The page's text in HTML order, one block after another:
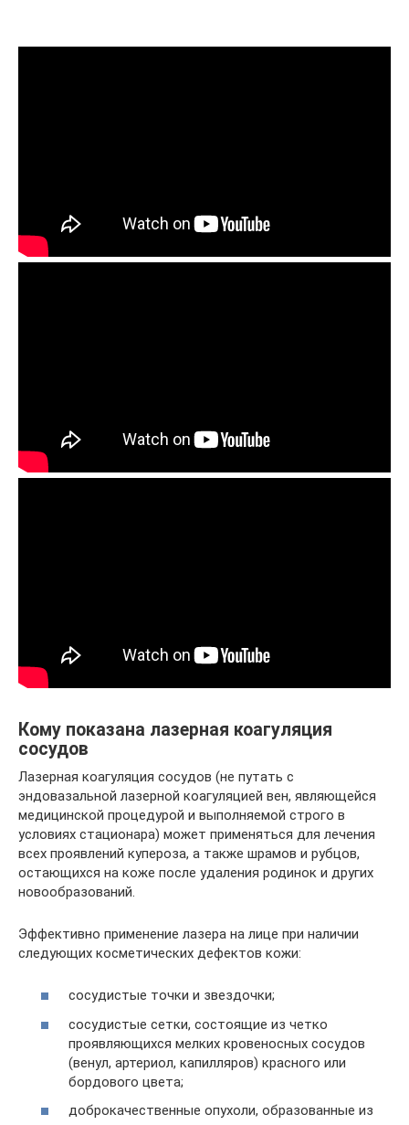
Кому показана лазерная коагуляция
сосудов
Лазерная коагуляция сосудов (не путать с
эндовазальной лазерной коагуляцией вен, являющейся
медицинской процедурой и выполняемой строго в
условиях стационара) может применяться для лечения
всех проявлений купероза, а также шрамов и рубцов,
остающихся на коже после удаления родинок и других
новообразований.
Эффективно применение лазера на лице при наличии
следующих косметических дефектов кожи:
сосудистые точки и звездочки;
сосудистые сетки, состоящие из четко
проявляющихся мелких кровеносных сосудов
(венул, артериол, капилляров) красного или
бордового цвета;
доброкачественные опухоли, образованные из